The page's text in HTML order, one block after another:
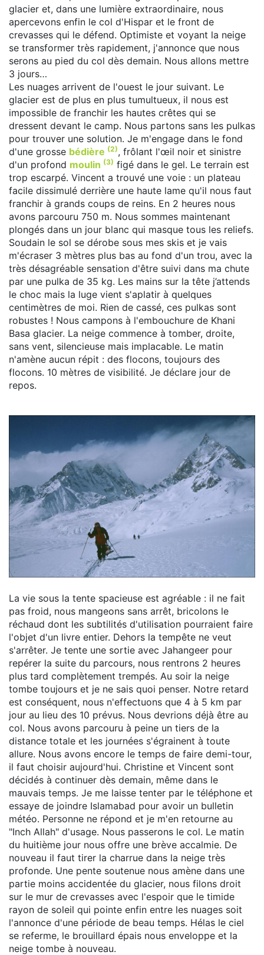
glacier et, dans une lumière extraordinaire, nous
apercevons enfin le col d'Hispar et le front de
crevasses qui le défend. Optimiste et voyant la neige
se transformer très rapidement, j'annonce que nous
serons au pied du col dès demain. Nous allons mettre
3 jours…
Les nuages arrivent de l'ouest le jour suivant. Le
glacier est de plus en plus tumultueux, il nous est
impossible de franchir les hautes crêtes qui se
dressent devant le camp. Nous partons sans les pulkas
pour trouver une solution. Je m'engage dans le fond
d'une grosse bédière (2), frôlant l'œil noir et sinistre
d'un profond moulin (3) figé dans le gel. Le terrain est
trop escarpé. Vincent a trouvé une voie : un plateau
facile dissimulé derrière une haute lame qu'il nous faut
franchir à grands coups de reins. En 2 heures nous
avons parcouru 750 m. Nous sommes maintenant
plongés dans un jour blanc qui masque tous les reliefs.
Soudain le sol se dérobe sous mes skis et je vais
m'écraser 3 mètres plus bas au fond d'un trou, avec la
très désagréable sensation d'être suivi dans ma chute
par une pulka de 35 kg. Les mains sur la tête j’attends
le choc mais la luge vient s'aplatir à quelques
centimètres de moi. Rien de cassé, ces pulkas sont
robustes ! Nous campons à l'embouchure de Khani
Basa glacier. La neige commence à tomber, droite,
sans vent, silencieuse mais implacable. Le matin
n'amène aucun répit : des flocons, toujours des
flocons. 10 mètres de visibilité. Je déclare jour de
repos.
La vie sous la tente spacieuse est agréable : il ne fait
pas froid, nous mangeons sans arrêt, bricolons le
réchaud dont les subtilités d'utilisation pourraient faire
l'objet d'un livre entier. Dehors la tempête ne veut
s'arrêter. Je tente une sortie avec Jahangeer pour
repérer la suite du parcours, nous rentrons 2 heures
plus tard complètement trempés. Au soir la neige
tombe toujours et je ne sais quoi penser. Notre retard
est conséquent, nous n'effectuons que 4 à 5 km par
jour au lieu des 10 prévus. Nous devrions déjà être au
col. Nous avons parcouru à peine un tiers de la
distance totale et les journées s'égrainent à toute
allure. Nous avons encore le temps de faire demi-tour,
il faut choisir aujourd'hui. Christine et Vincent sont
décidés à continuer dès demain, même dans le
mauvais temps. Je me laisse tenter par le téléphone et
essaye de joindre Islamabad pour avoir un bulletin
météo. Personne ne répond et je m'en retourne au
"Inch Allah" d'usage. Nous passerons le col. Le matin
du huitième jour nous offre une brève accalmie. De
nouveau il faut tirer la charrue dans la neige très
profonde. Une pente soutenue nous amène dans une
partie moins accidentée du glacier, nous filons droit
sur le mur de crevasses avec l'espoir que le timide
rayon de soleil qui pointe enfin entre les nuages soit
l'annonce d'une période de beau temps. Hélas le ciel
se referme, le brouillard épais nous enveloppe et la
neige tombe à nouveau.